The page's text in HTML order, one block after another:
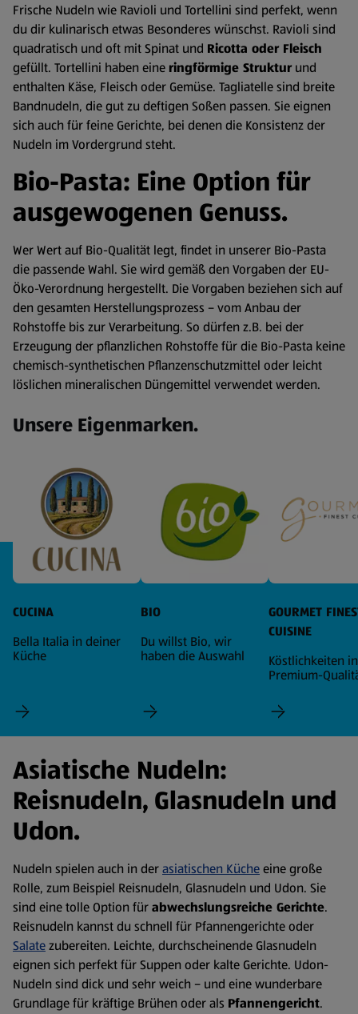
Frische Nudeln wie Ravioli und Tortellini sind perfekt, wenn
du dir kulinarisch etwas Besonderes wünschst. Ravioli sind
quadratisch und oft mit Spinat und Ricotta oder Fleisch
gefüllt. Tortellini haben eine ringförmige Struktur und
enthalten Käse, Fleisch oder Gemüse. Tagliatelle sind breite
Bandnudeln, die gut zu deftigen Soßen passen. Sie eignen
sich auch für feine Gerichte, bei denen die Konsistenz der
Nudeln im Vordergrund steht.
Bio-Pasta: Eine Option für
ausgewogenen Genuss.
Wer Wert auf Bio-Qualität legt, findet in unserer Bio-Pasta
die passende Wahl. Sie wird gemäß den Vorgaben der EU-
Öko-Verordnung hergestellt. Die Vorgaben beziehen sich auf
den gesamten Herstellungsprozess – vom Anbau der
Rohstoffe bis zur Verarbeitung. So dürfen z.B. bei der
Erzeugung der pflanzlichen Rohstoffe für die Bio-Pasta keine
chemisch-synthetischen Pflanzenschutzmittel oder leicht
löslichen mineralischen Düngemittel verwendet werden.
Unsere Eigenmarken.
CUCINA
Bella Italia in deiner
Küche
BIO
Du willst Bio, wir
haben die Auswahl
GOURMET
CUISINE
Köstlichkeiten in
Premium-
Asiatische Nudeln:
Reisnudeln, Glasnudeln und
Udon.
Nudeln spielen auch in derasiatischen Kücheeine große
Rolle, zum Beispiel Reisnudeln, Glasnudeln und Udon. Sie
sind eine tolle Option fürabwechslungsreiche Gerichte.
Reisnudeln kannst du schnell für Pfannengerichte oder
Salatezubereiten. Leichte, durchscheinende Glasnudeln
eignen sich perfekt für Suppen oder kalte Gerichte. Udon-
Nudeln sind dick und sehr weich – und eine wunderbare
Grundlage für kräftige Brühen oder als Pfannengericht.